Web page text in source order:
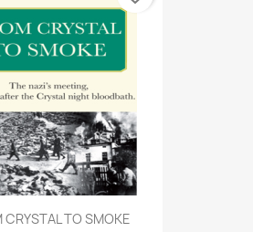
CRYSTAL TO SMOKE